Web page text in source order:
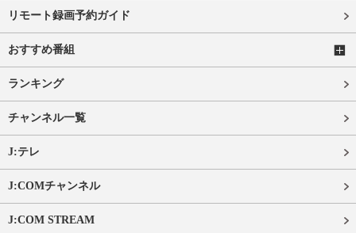
リモート録画予約ガイド
おすすめ番組
ランキング
チャンネル一覧
J:テレ
J:COMチャンネル
J:COM STREAM